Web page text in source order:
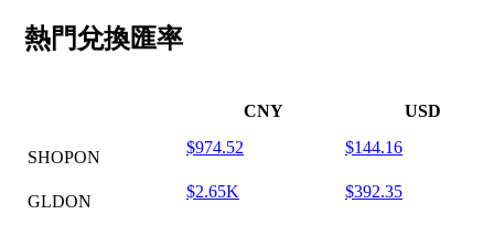
熱門兌換匯率
CNY USD
SHOPON
$974.52 $144.16
GLDON
$2.65K $392.35